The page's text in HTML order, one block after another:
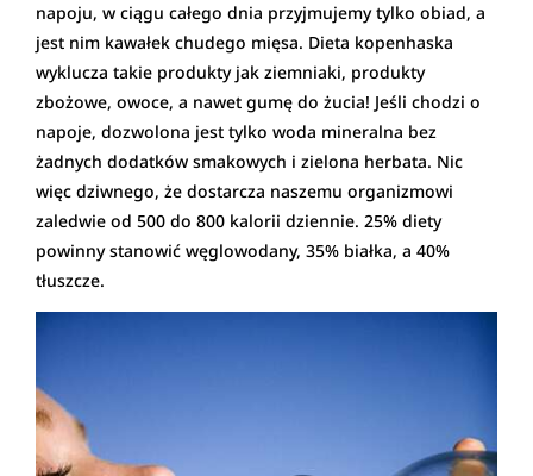
napoju, w ciągu całego dnia przyjmujemy tylko obiad, a
jest nim kawałek chudego mięsa. Dieta kopenhaska
wyklucza takie produkty jak ziemniaki, produkty
zbożowe, owoce, a nawet gumę do żucia! Jeśli chodzi o
napoje, dozwolona jest tylko woda mineralna bez
żadnych dodatków smakowych i zielona herbata. Nic
więc dziwnego, że dostarcza naszemu organizmowi
zaledwie od 500 do 800 kalorii dziennie. 25% diety
powinny stanowić węglowodany, 35% białka, a 40%
tłuszcze.